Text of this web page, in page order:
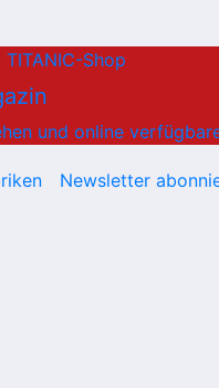
Shop
und online
Newsletter